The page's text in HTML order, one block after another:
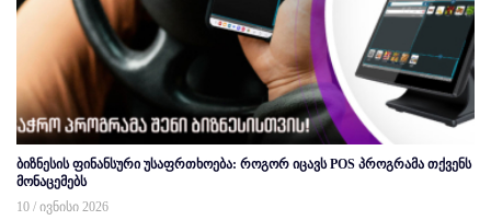
ბიზნესის ფინანსური უსაფრთხოება: როგორ იცავს POS პროგრამა თქვენს
მონაცემებს
10 / ივნისი 2026